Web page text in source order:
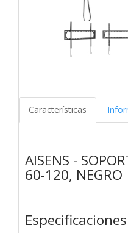
Características
AISENS -
60-120, NEGRO
Especificaciones